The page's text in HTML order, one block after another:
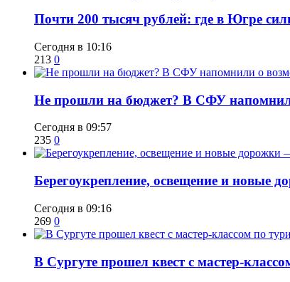
​Почти 200 тысяч рублей: где в Югре
Сегодня в 10:16
213 0
Не прошли на бюджет? В СФУ
Сегодня в 09:57
235 0
Берегоукрепление, освещение и новые
Сегодня в 09:16
269 0
В Сургуте прошел квест с мастер-